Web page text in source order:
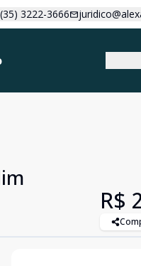
(35) 3222-3666
R$